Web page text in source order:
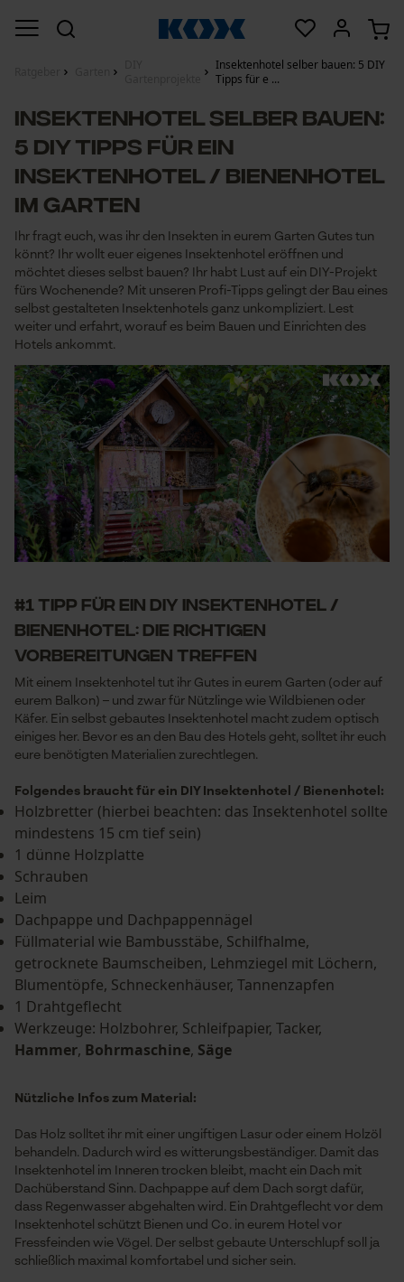
Insektenhotel selber bauen: 5 DIY
Tipps für e ...
Insektenhotel selber bauen:
5 DIY Tipps für ein
Insektenhotel / Bienenhotel
im Garten
Ihr fragt euch, was ihr den Insekten in eurem Garten Gutes tun
könnt? Ihr wollt euer eigenes Insektenhotel eröffnen und
möchtet dieses selbst bauen? Ihr habt Lust auf ein DIY-Projekt
fürs Wochenende? Mit unseren Profi-Tipps gelingt der Bau eines
selbst gestalteten Insektenhotels ganz unkompliziert. Lest
weiter und erfahrt, worauf es beim Bauen und Einrichten des
Hotels ankommt.
#1 Tipp für ein DIY Insektenhotel /
Bienenhotel: Die richtigen
Vorbereitungen treffen
Mit einem Insektenhotel tut ihr Gutes in eurem Garten (oder auf
eurem Balkon) – und zwar für Nützlinge wie Wildbienen oder
Käfer. Ein selbst gebautes Insektenhotel macht zudem optisch
einiges her. Bevor es an den Bau des Hotels geht, solltet ihr euch
eure benötigten Materialien zurechtlegen.
Folgendes braucht für ein DIY Insektenhotel / Bienenhotel:
Holzbretter (hierbei beachten: das Insektenhotel sollte
mindestens 15 cm tief sein)
1 dünne Holzplatte
Schrauben
Leim
Dachpappe und Dachpappennägel
Füllmaterial wie Bambusstäbe, Schilfhalme,
getrocknete Baumscheiben, Lehmziegel mit Löchern,
Blumentöpfe, Schneckenhäuser, Tannenzapfen
1 Drahtgeflecht
Werkzeuge: Holzbohrer, Schleifpapier, Tacker,
Hammer, Bohrmaschine, Säge
Nützliche Infos zum Material:
Das Holz solltet ihr mit einer ungiftigen Lasur oder einem Holzöl
behandeln. Dadurch wird es witterungsbeständiger. Damit das
Insektenhotel im Inneren trocken bleibt, macht ein Dach mit
Dachüberstand Sinn. Dachpappe auf dem Dach sorgt dafür,
dass Regenwasser abgehalten wird. Ein Drahtgeflecht vor dem
Insektenhotel schützt Bienen und Co. in eurem Hotel vor
Fressfeinden wie Vögel. Der selbst gebaute Unterschlupf soll ja
schließlich maximal komfortabel und sicher sein.